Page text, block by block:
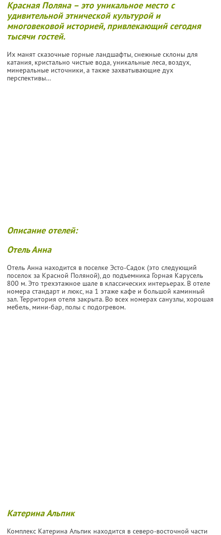
Красная Поляна – это уникальное место с
удивительной этнической культурой и
многовековой историей, привлекающий сегодня
тысячи гостей.
Их манят сказочные горные ландшафты, снежные склоны для
катания, кристально чистые вода, уникальные леса, воздух,
минеральные источники, а также захватывающие дух
перспективы…
Описание отелей:
Отель Анна
Отель Анна находится в поселке Эсто-Садок (это следующий
поселок за Красной Поляной), до подъемника Горная Карусель
800 м. Это трехэтажное шале в классических интерьерах. В отеле
номера стандарт и люкс, на 1 этаже кафе и большой каминный
зал. Территория отеля закрыта. Во всех номерах санузлы, хорошая
мебель, мини-бар, полы с подогревом.
Катерина Альпик
Комплекс Катерина Альпик находится в северо-восточной части